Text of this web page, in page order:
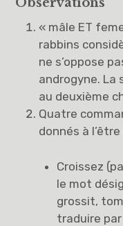
« mâle ET
rabbins
ne s’oppose
androgyne. La
au deuxième
Quatre
donnés à
Croissez
le mot
grossit,
traduire